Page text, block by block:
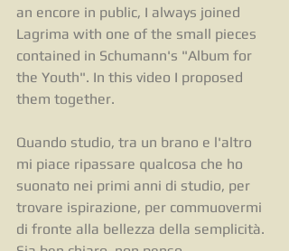
an encore in public, I always joined
Lagrima with one of the small pieces
contained in Schumann's "Album for
the Youth". In this video I proposed
them together.
Quando studio, tra un brano e l'altro
mi piace ripassare qualcosa che ho
suonato nei primi anni di studio, per
trovare ispirazione, per commuovermi
di fronte alla bellezza della semplicità.